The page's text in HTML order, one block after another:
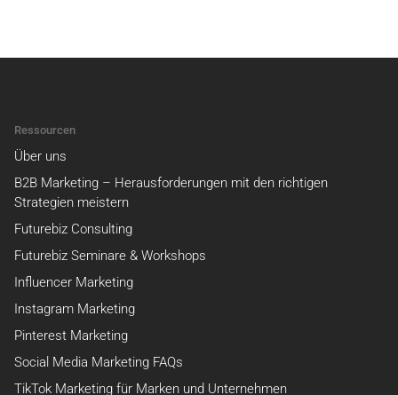
Ressourcen
Über uns
B2B Marketing – Herausforderungen mit den richtigen
Strategien meistern
Futurebiz Consulting
Futurebiz Seminare & Workshops
Influencer Marketing
Instagram Marketing
Pinterest Marketing
Social Media Marketing FAQs
TikTok Marketing für Marken und Unternehmen